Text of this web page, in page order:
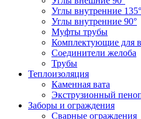
Углы внутренние 135°
Углы внутренние 90°
Муфты трубы
Комплектующие для
Соединители желоба
Трубы
Теплоизоляция
Каменная вата
Экструзионный
Заборы и ограждения
Сварные ограждения